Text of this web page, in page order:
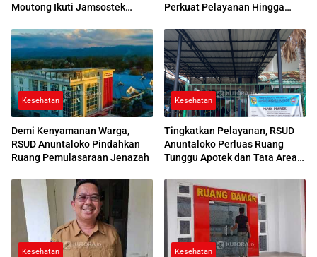
Moutong Ikuti Jamsostek
Perkuat Pelayanan Hingga
Kesehatan
Demi Kenyamanan Warga,
RSUD Anuntaloko Pindahkan
Ruang Pemulasaraan Jenazah
Kesehatan
Tingkatkan Pelayanan, RSUD
Anuntaloko Perluas Ruang
Tunggu Apotek dan Tata Area
Kesehatan Kesehatan